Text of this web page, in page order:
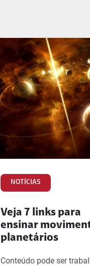
NOTÍCIAS
Veja 7 links para
ensinar
planetários
Conteúdo pode ser